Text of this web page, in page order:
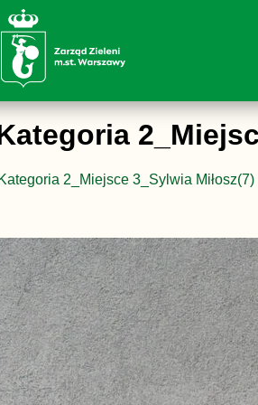
2_Miejsce 3_Sylwia Miłosz(7)